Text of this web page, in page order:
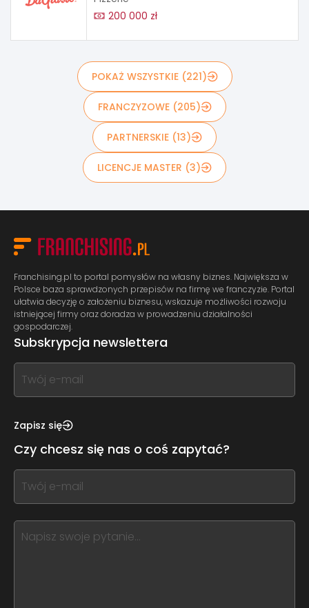
200 000 zł
POKAŻ WSZYSTKIE (221)
FRANCZYZOWE (205)
PARTNERSKIE (13)
LICENCJE MASTER (3)
Franchising.pl to portal pomysłów na własny biznes. Największa w
Polsce baza sprawdzonych przepisów na firmę we franczyzie. Portal
ułatwia decyzję o założeniu biznesu, wskazuje możliwości rozwoju
istniejącej firmy oraz doradza w prowadzeniu działalności
gospodarczej.
Subskrypcja newslettera
If
you
this,
this
form
field
blank
Zapisz się
Czy chcesz się nas o coś zapytać?
If
you
this,
leave